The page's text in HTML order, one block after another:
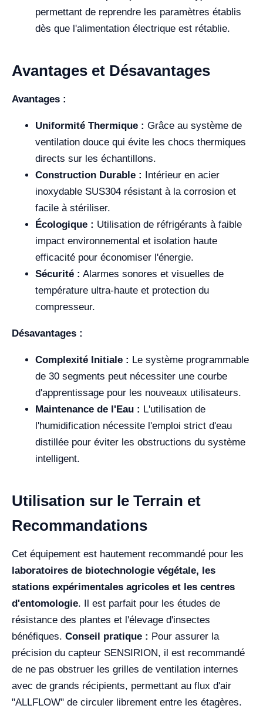
permettant de reprendre les paramètres établis
dès que l'alimentation électrique est rétablie.
Avantages et Désavantages
Avantages :
Uniformité Thermique : Grâce au système de
ventilation douce qui évite les chocs thermiques
directs sur les échantillons.
Construction Durable : Intérieur en acier
inoxydable SUS304 résistant à la corrosion et
facile à stériliser.
Écologique : Utilisation de réfrigérants à faible
impact environnemental et isolation haute
efficacité pour économiser l'énergie.
Sécurité : Alarmes sonores et visuelles de
température ultra-haute et protection du
compresseur.
Désavantages :
Complexité Initiale : Le système programmable
de 30 segments peut nécessiter une courbe
d'apprentissage pour les nouveaux utilisateurs.
Maintenance de l'Eau : L'utilisation de
l'humidification nécessite l'emploi strict d'eau
distillée pour éviter les obstructions du système
intelligent.
Utilisation sur le Terrain et
Recommandations
Cet équipement est hautement recommandé pour les
laboratoires de biotechnologie végétale, les
stations expérimentales agricoles et les centres
d'entomologie. Il est parfait pour les études de
résistance des plantes et l'élevage d'insectes
bénéfiques. Conseil pratique : Pour assurer la
précision du capteur SENSIRION, il est recommandé
de ne pas obstruer les grilles de ventilation internes
avec de grands récipients, permettant au flux d'air
"ALLFLOW" de circuler librement entre les étagères.